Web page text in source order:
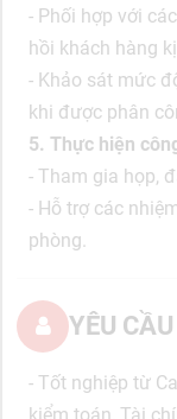
- Phối hợp với
hồi khách hàng
- Khảo sát mức
khi được phân
5. Thực hiện
- Tham gia họp,
- Hỗ trợ các
phòng.
YÊU CẦU
- Tốt nghiệp từ
kiểm toán, Tài